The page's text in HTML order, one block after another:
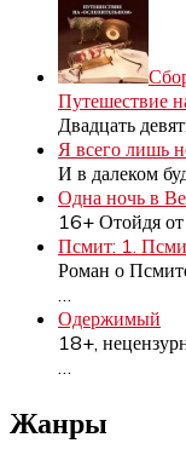
Путешествие
Двадцать
Я всего лишь
И в далеком
Одна ночь в
16+ Отойдя
Псмит: 1.
Роман о
Одержимый
18+,
Жанры